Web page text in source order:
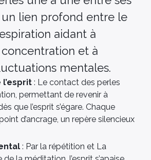
lien profond entre le
aidant à
et à
mentales.
: Le contact des perles
permettant de revenir à
que l’esprit s’égare. Chaque
d’ancrage, un repère silencieux
: Par la répétition et La